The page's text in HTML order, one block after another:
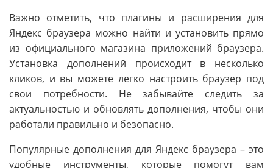
Важно отметить, что плагины и расширения для
Яндекс браузера можно найти и установить прямо
из официального магазина приложений браузера.
Установка дополнений происходит в несколько
кликов, и вы можете легко настроить браузер под
свои потребности. Не забывайте следить за
актуальностью и обновлять дополнения, чтобы они
работали правильно и безопасно.
Популярные дополнения для Яндекс браузера – это
удобные инструменты, которые помогут вам